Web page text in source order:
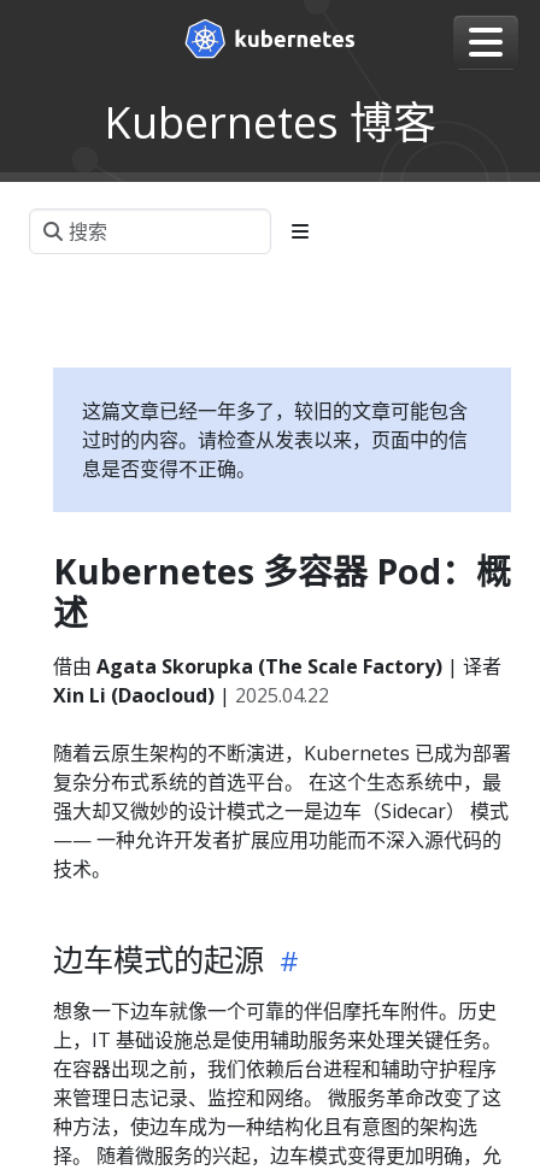
Kubernetes 博客
这篇文章已经一年多了，较旧的文章可能包含
过时的内容。请检查从发表以来，页面中的信
息是否变得不正确。
Kubernetes 多容器 Pod：概
述
借由 Agata Skorupka (The Scale Factory) | 译者
Xin Li (Daocloud) | 2025.04.22
随着云原生架构的不断演进，Kubernetes 已成为部署
复杂分布式系统的首选平台。 在这个生态系统中，最
强大却又微妙的设计模式之一是边车（Sidecar） 模式
—— 一种允许开发者扩展应用功能而不深入源代码的
技术。
边车模式的起源
想象一下边车就像一个可靠的伴侣摩托车附件。历史
上，IT 基础设施总是使用辅助服务来处理关键任务。
在容器出现之前，我们依赖后台进程和辅助守护程序
来管理日志记录、监控和网络。 微服务革命改变了这
种方法，使边车成为一种结构化且有意图的架构选
择。 随着微服务的兴起，边车模式变得更加明确，允